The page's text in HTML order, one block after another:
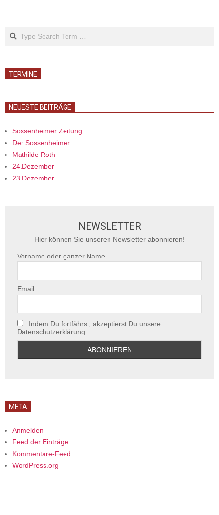
09
TERMINE
NEUESTE BEITRÄGE
Sossenheimer Zeitung
Der Sossenheimer
Mathilde Roth
24.Dezember
23.Dezember
NEWSLETTER
Hier können Sie unseren Newsletter abonnieren!
Vorname oder ganzer Name
Email
Indem Du fortfährst, akzeptierst Du unsere
Datenschutzerklärung.
META
Anmelden
Feed der Einträge
Kommentare-Feed
WordPress.org